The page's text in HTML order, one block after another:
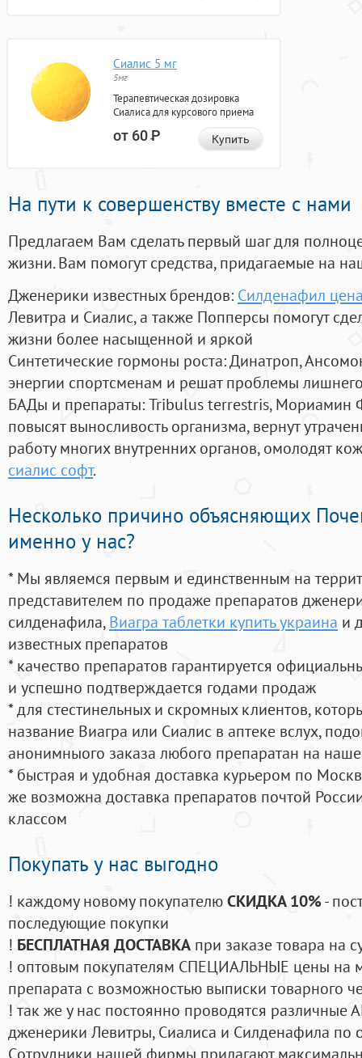
Сиалис 5 мг
5мг
Терапевтическая дозировка
Сиалиса для курсового приема
от 60Р Купить
На пути к совершенству вместе с нами
Предлагаем Вам сделать первый шаг для
жизни. Вам помогут средства, придагаемые на
Дженерики известных брендов: Силденафил
Левитра и Сиалис, а также Попперсы помогут
жизни более насыщенной и яркой
Синтетические гормоны роста: Динатроп,
энергии спортсменам и решат проблемы
БАДы и препараты:Tribulus terrestris, Мориамин
повысят выносливость организма, вернут
работу многих внутренних органов, омолодят
сиалис софт.
Несколько причино объясняющих
именно у нас?
* Мы являемся первым и единственным на
представителем по продаже препаратов
силденафила, Виагра таблетки купить украина и
известных препаратов
* качество препаратов гарантируется
и успешно подтверждается годами продаж
* для стестинельных и скромных клиентов,
название Виагра или Сиалис в аптеке вслух,
анонимныого заказа любого препаратан на
* быстрая и удобная доставка курьером по
же возможна доставка препаратов почтой
классом
Покупать у нас выгодно
! каждому новому покупателюСКИДКА 10%-
последующие покупки
! БЕСПЛАТНАЯ ДОСТАВКА при заказе товара на
! оптовым покупателям СПЕЦИАЛЬНЫЕ цены на
препарата с возможностью выписки товарного
! так же у нас постоянно проводятся
дженерики Левитры, Сиалиса и Силденафила по